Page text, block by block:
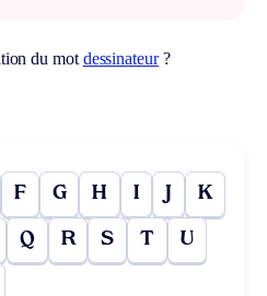
du mot dessinateur?
F G H I J K
Q R S T U